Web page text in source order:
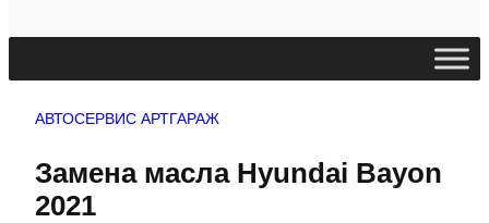
АВТОСЕРВИС АРТГАРАЖ
Замена масла Hyundai Bayon
2021